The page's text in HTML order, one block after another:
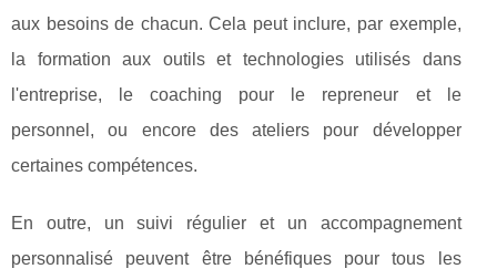
aux besoins de chacun. Cela peut inclure, par exemple,
la formation aux outils et technologies utilisés dans
l'entreprise, le coaching pour le repreneur et le
personnel, ou encore des ateliers pour développer
certaines compétences.
En outre, un suivi régulier et un accompagnement
personnalisé peuvent être bénéfiques pour tous les